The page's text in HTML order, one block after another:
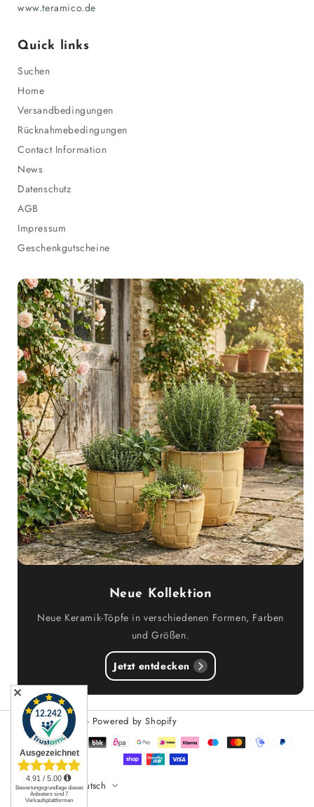
www.teramico.de
Quick links
Suchen
Home
Versandbedingungen
Rücknahmebedingungen
Contact Information
News
Datenschutz
AGB
Impressum
Geschenkgutscheine
Neue Kollektion
Neue Keramik-Töpfe in verschiedenen Formen, Farben
und Größen.
Jetzt entdecken
© 2026,Teramico - Powered by Shopify
Zahlungsmethoden
DE (€) Deutsch
✕